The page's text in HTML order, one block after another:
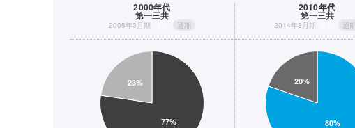
2000年代
第一三共
2005年3月期 通期
2010年代
第一三共
2014年3月期 通期